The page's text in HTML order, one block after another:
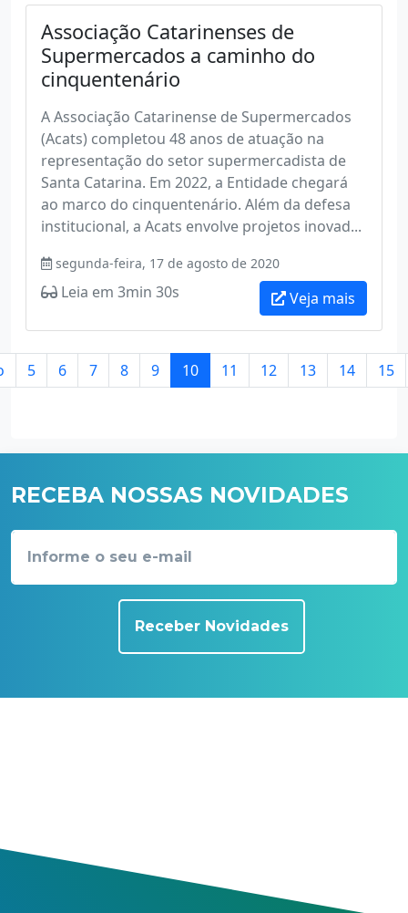
Associação Catarinenses de
Supermercados a caminho do
cinquentenário
A Associação Catarinense de Supermercados
(Acats) completou 48 anos de atuação na
representação do setor supermercadista de
Santa Catarina. Em 2022, a Entidade chegará
ao marco do cinquentenário. Além da defesa
institucional, a Acats envolve projetos inovad...
segunda-feira, 17 de agosto de 2020
Leia em 3min 30s Veja mais
5 6 7 8 9 10 11 12 13 14 15
RECEBA NOSSAS NOVIDADES
Receber Novidades